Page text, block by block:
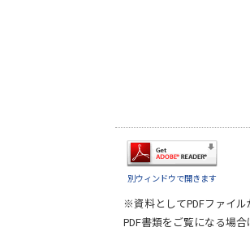
別ウィンドウで開きます
※資料としてPDFファイル
PDF書類をご覧になる場合